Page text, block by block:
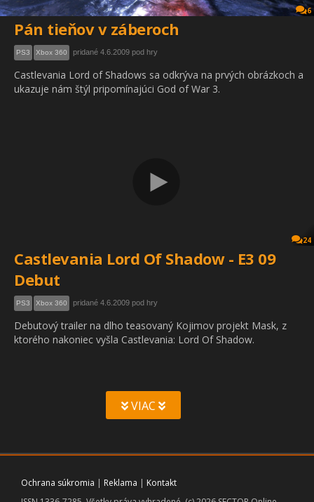
6
Pán tieňov v záberoch
PS3 Xbox 360 pridané 4.6.2009 pod hry
Castlevania Lord of Shadows sa odkrýva na prvých obrázkoch a
ukazuje nám štýl pripomínajúci God of War 3.
24
Castlevania Lord Of Shadow - E3 09
Debut
PS3 Xbox 360 pridané 4.6.2009 pod hry
Debutový trailer na dlho teasovaný Kojimov projekt Mask, z
ktorého nakoniec vyšla Castlevania: Lord Of Shadow.
VIAC
Ochrana súkromia | Reklama | Kontakt